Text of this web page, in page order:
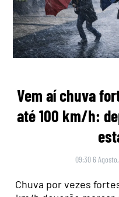
Vem aí chuva
até 100 km/h:
09:30 6
Chuva por vezes